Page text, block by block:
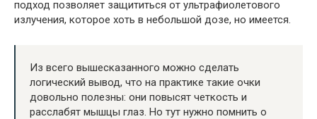
подход позволяет защититься от ультрафиолетового
излучения, которое хоть в небольшой дозе, но имеется.
Из всего вышесказанного можно сделать
логический вывод, что на практике такие очки
довольно полезны: они повысят четкость и
расслабят мышцы глаз. Но тут нужно помнить о